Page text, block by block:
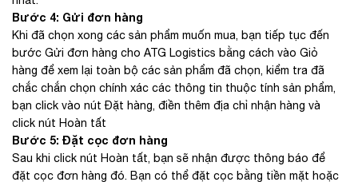
Bước 4: Gửi đơn hàng
Khi đã chọn xong các sản phẩm muốn mua, bạn tiếp tục đến
bước Gửi đơn hàng ​​cho ATG Logistics bằng cách vào Giỏ
hàng để xem lại toàn bộ các sản phẩm đã chọn, kiểm tra đã
chắc chắn chọn chính xác các thông tin thuộc tính sản phẩm,
bạn click vào nút Đặt hàng, ​điền thêm địa chỉ nhận hàng và
click nút Hoàn tất
Bước 5: Đặt cọc đơn hàng
Sau khi click nút Hoàn tất, ​​bạn sẽ nhận được thông báo để
đặt cọc đơn hàng đó. Bạn có thể đặt cọc bằng tiền mặt hoặc